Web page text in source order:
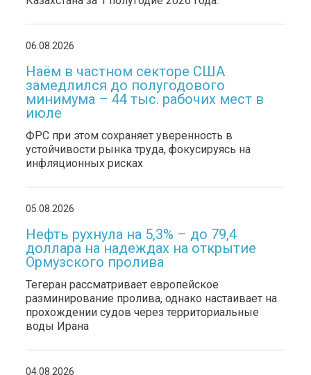
06.08.2026
Наём в частном секторе США
замедлился до полугодового
минимума – 44 тыс. рабочих мест в
июле
ФРС при этом сохраняет уверенность в
устойчивости рынка труда, фокусируясь на
инфляционных рисках
05.08.2026
Нефть рухнула на 5,3% – до 79,4
доллара на надеждах на открытие
Ормузского пролива
Тегеран рассматривает европейское
разминирование пролива, однако настаивает на
прохождении судов через территориальные
воды Ирана
04.08.2026